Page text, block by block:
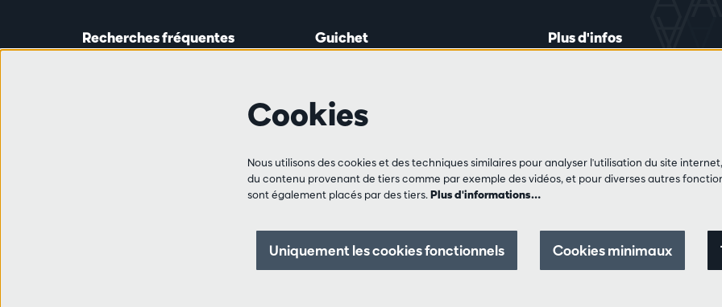
Recherches fréquentes
Travailler à l'Antwerp Symphony
Guichet
de 14h00 à 16h45
+32 (0)3 213 54 06
les mar, jeu et vendredis
de 14h00 à 17h00
Plus d'infos
Cookies
Nous utilisons des cookies et des techniques similaires pour analyser l'utilisation du site
du contenu provenant de tiers comme par exemple des vidéos, et pour diverses autres
sont également placés par des tiers.Plus d'informations…
Uniquement les cookies fonctionnels Cookies minimaux